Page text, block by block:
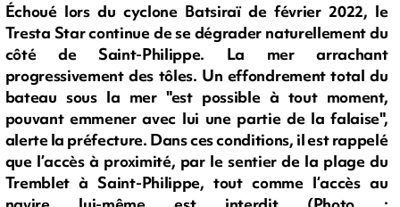
Échoué lors du cyclone Batsiraï de février 2022, le
Tresta Star continue de se dégrader naturellement du
côté de Saint-Philippe. La mer arrachant
progressivement des tôles. Un effondrement total du
bateau sous la mer "est possible à tout moment,
pouvant emmener avec lui une partie de la falaise",
alerte la préfecture. Dans ces conditions, il est rappelé
que l’accès à proximité, par le sentier de la plage du
Tremblet à Saint-Philippe, tout comme l’accès au